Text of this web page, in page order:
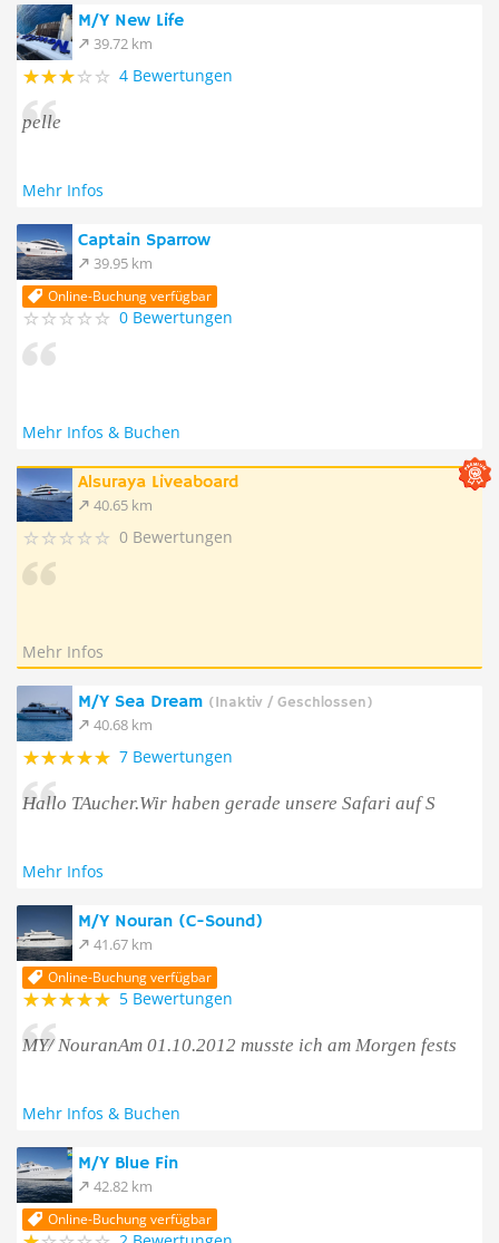
M/Y New Life
39.72 km
4 Bewertungen
pelle
Mehr Infos
Captain Sparrow
39.95 km
Online-Buchung verfügbar
0 Bewertungen
Mehr Infos & Buchen
Alsuraya Liveaboard
40.65 km
0 Bewertungen
Mehr Infos
M/Y Sea Dream (Inaktiv / Geschlossen)
40.68 km
7 Bewertungen
Hallo TAucher.Wir haben gerade unsere Safari auf S
Mehr Infos
M/Y Nouran (C-Sound)
41.67 km
Online-Buchung verfügbar
5 Bewertungen
MY/ NouranAm 01.10.2012 musste ich am Morgen fests
Mehr Infos & Buchen
M/Y Blue Fin
42.82 km
Online-Buchung verfügbar